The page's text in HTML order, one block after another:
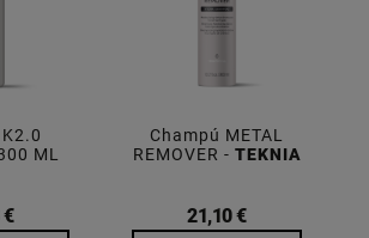
ML
€
Champú METAL
REMOVER - TEKNIA
21,10 €